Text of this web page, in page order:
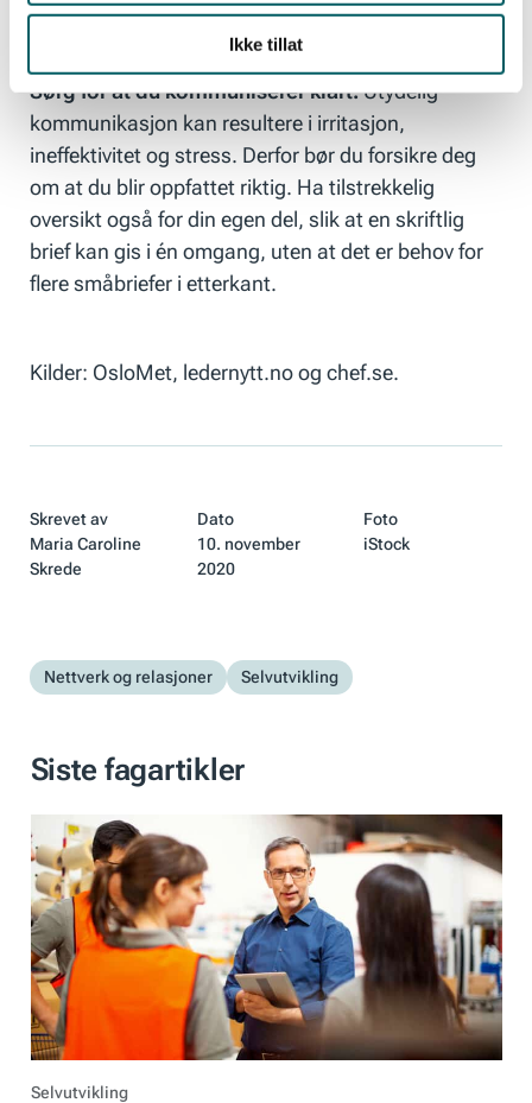
Ikke tillat
Sørg for at du kommuniserer klart.Utydelig
kommunikasjon kan resultere i irritasjon,
ineffektivitet og stress. Derfor bør du forsikre deg
om at du blir oppfattet riktig. Ha tilstrekkelig
oversikt også for din egen del, slik at en skriftlig
brief kan gis i én omgang, uten at det er behov for
flere småbriefer i etterkant.
Kilder: OsloMet, ledernytt.no og chef.se.
Skrevet av
Maria Caroline
Skrede
Dato
10. november
2020
Foto
iStock
Nettverk og relasjoner Selvutvikling
Siste fagartikler
Selvutvikling